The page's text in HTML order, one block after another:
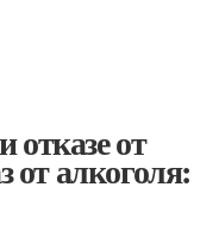
от
от алкоголя: